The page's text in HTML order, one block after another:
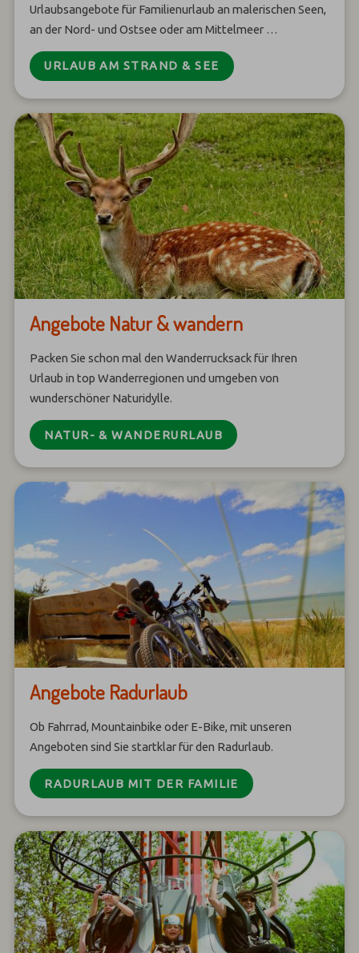
Urlaubsangebote für Familienurlaub an malerischen Seen,
an der Nord- und Ostsee oder am Mittelmeer …
URLAUB AM STRAND & SEE
Angebote Natur & wandern
Packen Sie schon mal den Wanderrucksack für Ihren
Urlaub in top Wanderregionen und umgeben von
wunderschöner Naturidylle.
NATUR- & WANDERURLAUB
Angebote Radurlaub
Ob Fahrrad, Mountainbike oder E-Bike, mit unseren
Angeboten sind Sie startklar für den Radurlaub.
RADURLAUB MIT DER FAMILIE